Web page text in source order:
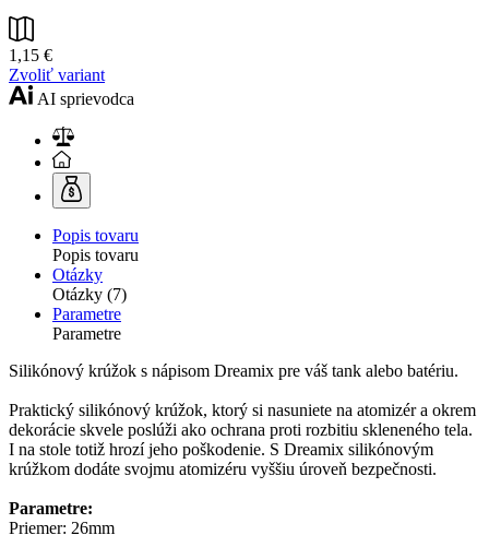
1,15 €
Zvoliť variant
AI sprievodca
Popis tovaru
Popis tovaru
Otázky
Otázky (7)
Parametre
Parametre
Silikónový krúžok s nápisom Dreamix pre váš tank alebo batériu.
Praktický silikónový krúžok, ktorý si nasuniete na atomizér a okrem
dekorácie skvele poslúži ako ochrana proti rozbitiu skleneného tela.
I na stole totiž hrozí jeho poškodenie. S Dreamix silikónovým
krúžkom dodáte svojmu atomizéru vyššiu úroveň bezpečnosti.
Parametre:
Priemer: 26mm